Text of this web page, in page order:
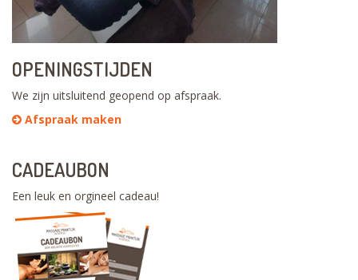
OPENINGSTIJDEN
We zijn uitsluitend geopend op afspraak.
Afspraak maken
CADEAUBON
Een leuk en orgineel cadeau!